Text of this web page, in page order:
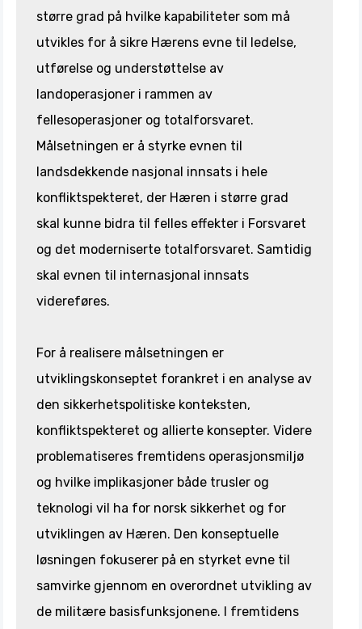
større grad på hvilke kapabiliteter som må
utvikles for å sikre Hærens evne til ledelse,
utførelse og understøttelse av
landoperasjoner i rammen av
fellesoperasjoner og totalforsvaret.
Målsetningen er å styrke evnen til
landsdekkende nasjonal innsats i hele
konfliktspekteret, der Hæren i større grad
skal kunne bidra til felles effekter i Forsvaret
og det moderniserte totalforsvaret. Samtidig
skal evnen til internasjonal innsats
videreføres.
For å realisere målsetningen er
utviklingskonseptet forankret i en analyse av
den sikkerhetspolitiske konteksten,
konfliktspekteret og allierte konsepter. Videre
problematiseres fremtidens operasjonsmiljø
og hvilke implikasjoner både trusler og
teknologi vil ha for norsk sikkerhet og for
utviklingen av Hæren. Den konseptuelle
løsningen fokuserer på en styrket evne til
samvirke gjennom en overordnet utvikling av
de militære basisfunksjonene. I fremtidens